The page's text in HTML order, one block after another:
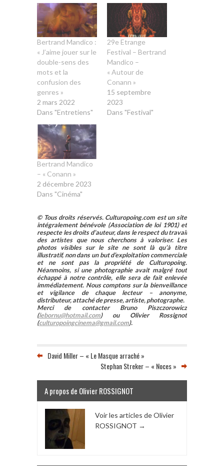
Bertrand Mandico :
« J’aime jouer sur le
double-sens des
mots et la
confusion des
genres »
2 mars 2022
Dans "Entretiens"
29e Etrange
Festival – Bertrand
Mandico –
« Autour de
Conann »
15 septembre
2023
Dans "Festival"
Bertrand Mandico
– « Conann »
2 décembre 2023
Dans "Cinéma"
© Tous droits réservés. Culturopoing.com est un site
intégralement bénévole (Association de loi 1901) et
respecte les droits d’auteur, dans le respect du travail
des artistes que nous cherchons à valoriser. Les
photos visibles sur le site ne sont là qu’à titre
illustratif, non dans un but d’exploitation commerciale
et ne sont pas la propriété de Culturopoing.
Néanmoins, si une photographie avait malgré tout
échappé à notre contrôle, elle sera de fait enlevée
immédiatement. Nous comptons sur la bienveillance
et vigilance de chaque lecteur – anonyme,
distributeur, attaché de presse, artiste, photographe.
Merci de contacter Bruno Piszczorowicz
(lebornu@hotmail.com) ou Olivier Rossignot
(culturopoingcinema@gmail.com).
David Miller – « Le Masque arraché »
Stephan Streker – « Noces »
A propos de Olivier ROSSIGNOT
Voir les articles de Olivier
ROSSIGNOT →